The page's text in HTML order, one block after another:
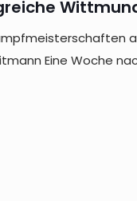
Eine Woche